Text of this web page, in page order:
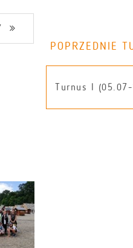
POPRZEDNIE
Turnus I